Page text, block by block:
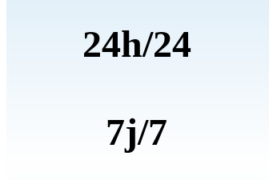
24h/24
7j/7